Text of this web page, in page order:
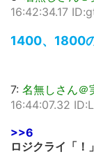
16:42:34.17
1400、1800
7: 名無しさん＠
16:44:07.32
>>6
ロジクライ「！」